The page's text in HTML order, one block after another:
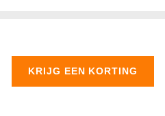
KRIJG EEN KORTING